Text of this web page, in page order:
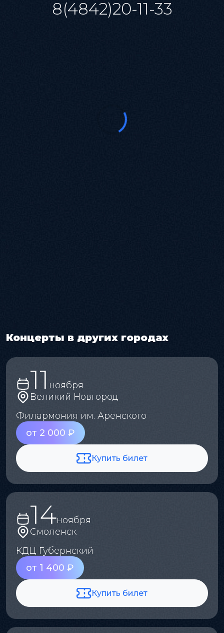
8(4842)20-11-33
Концерты в других городах
11 ноября
Великий Новгород
Филармония им. Аренского
от 2 000 ₽
Купить билет
14ноября
Смоленск
КДЦ Губернский
от 1 400 ₽
Купить билет